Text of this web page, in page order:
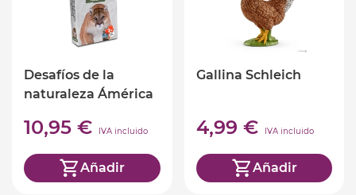
Desafíos de la
naturaleza Ámérica
10,95 € IVA incluido
Añadir
Gallina Schleich
4,99 € IVA incluido
Añadir